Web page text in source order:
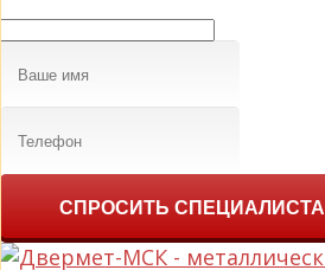
СПРОСИТЬ СПЕЦИАЛИСТА